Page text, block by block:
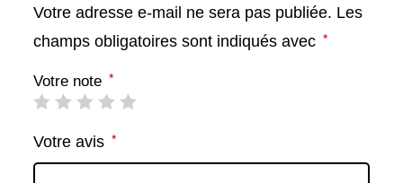
Votre adresse e-mail ne sera pas publiée. Les
champs obligatoires sont indiqués avec *
Votre note *
Votre avis *